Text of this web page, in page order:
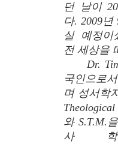
던 날이
다. 2009
실 예정이
전 세상을
Dr.
국인으로
며 성서학
와 S.T.M.
사 학